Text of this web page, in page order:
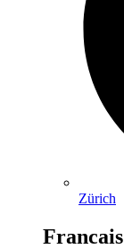
Zürich
Francais